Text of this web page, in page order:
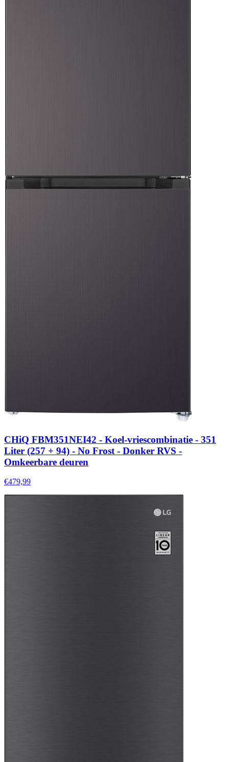
CHiQ FBM351NEI42 - Koel-vriescombinatie - 351
Liter (257 + 94) - No Frost - Donker RVS -
Omkeerbare deuren
€479,99